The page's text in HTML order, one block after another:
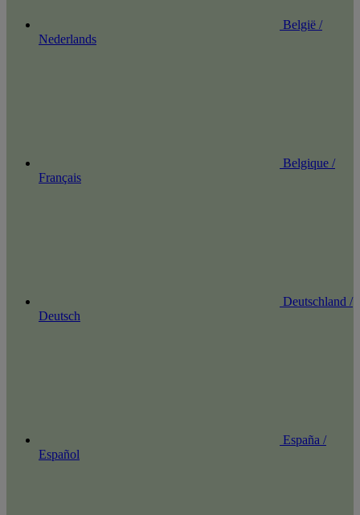
België /
Nederlands
Belgique /
Français
Deutschland /
Deutsch
España /
Español